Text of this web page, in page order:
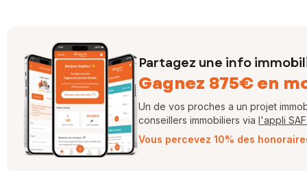
Partagez une info
Gagnez 875€ en
Un de vos proches a un projet
conseillers immobiliers via l'appli
Vous percevez 10% des